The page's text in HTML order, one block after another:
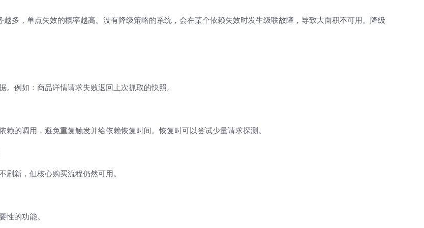
多，单点失效的概率越高。没有降级策略的系统，会在某个依赖失效时发生级联故障，导致大面积不可用。降级
例如：商品详情请求失败返回上次抓取的快照。
的调用，避免重复触发并给依赖恢复时间。恢复时可以尝试少量请求探测。
新，但核心购买流程仍然可用。
的功能。